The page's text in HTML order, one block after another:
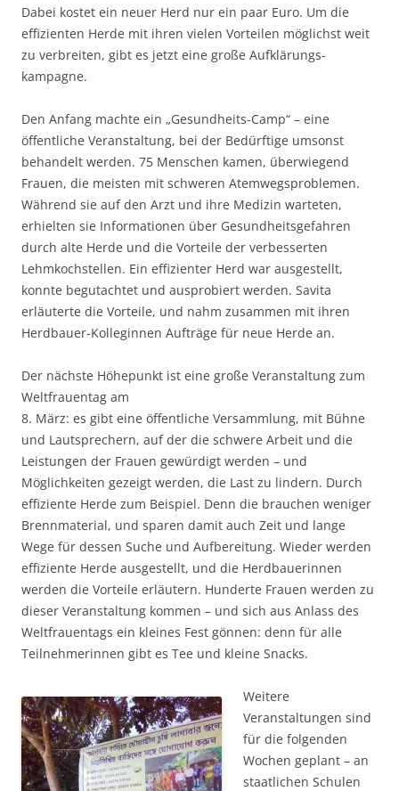
Dabei kostet ein neuer Herd nur ein paar Euro. Um die
effizienten Herde mit ihren vielen Vorteilen möglichst weit
zu verbreiten, gibt es jetzt eine große Aufklärungs­
kampagne.
Den Anfang machte ein „Gesundheits-Camp“ – eine
öffentliche Veranstaltung, bei der Bedürftige umsonst
behandelt werden. 75 Menschen kamen, überwieg­end
Frauen, die meisten mit schweren Atemwegsproblemen.
Während sie auf den Arzt und ihre Medizin warteten,
erhielten sie Informationen über Gesund­heits­gefahren
durch alte Herde und die Vorteile der verbesserten
Lehmkoch­stellen. Ein effizienter Herd war ausgestellt,
konnte begutachtet und aus­pro­biert werden. Savita
erläuterte die Vorteile, und nahm zusammen mit ihren
Herdbauer-Kolleginnen Aufträge für neue Herde an.
Der nächste Höhepunkt ist eine große Veranstaltung zum
Weltfrauentag am
8. März: es gibt eine öffentliche Versammlung, mit Bühne
und Lautsprechern, auf der die schwere Arbeit und die
Leistungen der Frauen gewürdigt werden – und
Möglichkeiten gezeigt werden, die Last zu lindern. Durch
effiziente Herde zum Beispiel. Denn die brauchen weniger
Brennmaterial, und sparen damit auch Zeit und lange
Wege für dessen Suche und Aufbereitung. Wieder werden
effiziente Herde ausgestellt, und die Herdbauerinnen
werden die Vorteile erläutern. Hunderte Frauen werden zu
dieser Veranstaltung kommen – und sich aus Anlass des
Weltfrauentags ein kleines Fest gönnen: denn für alle
Teilnehmerinnen gibt es Tee und kleine Snacks.
Weitere
Veranstaltungen sind
für die folgenden
Wochen geplant – an
staatlich­en Schulen